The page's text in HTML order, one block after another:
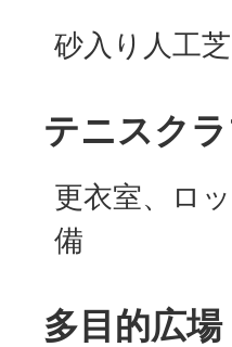
砂入り人工
テニスク
更衣室、ロ
備
多目的広